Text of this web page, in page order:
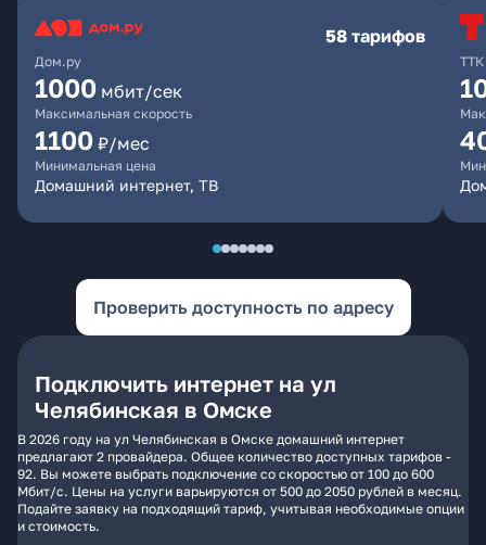
Дом.ру
58 тарифов
1000 мбит/сек
Максимальная скорость
1100 ₽/мес
Минимальная цена
Домашний интернет, ТВ
ТТК
Проверить доступность по адресу
Подключить интернет на ул
Челябинская в Омске
В 2026 году на ул Челябинская в Омске домашний интернет
предлагают 2 провайдера. Общее количество доступных тарифов -
92. Вы можете выбрать подключение со скоростью от 100 до 600
Мбит/с. Цены на услуги варьируются от 500 до 2050 рублей в месяц.
Подайте заявку на подходящий тариф, учитывая необходимые опции
и стоимость.